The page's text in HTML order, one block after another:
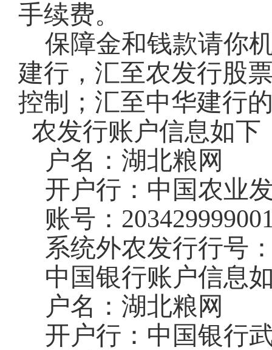
手续费。
保障金和钱款请你
建行，汇至农发行股
控制；汇至中华建行
农发行账户信息如下
户名：湖北粮网
开户行：中国农业
账号：
系统外农发行行号
中国银行账户信息
户名：湖北粮网
开户行：中国银行